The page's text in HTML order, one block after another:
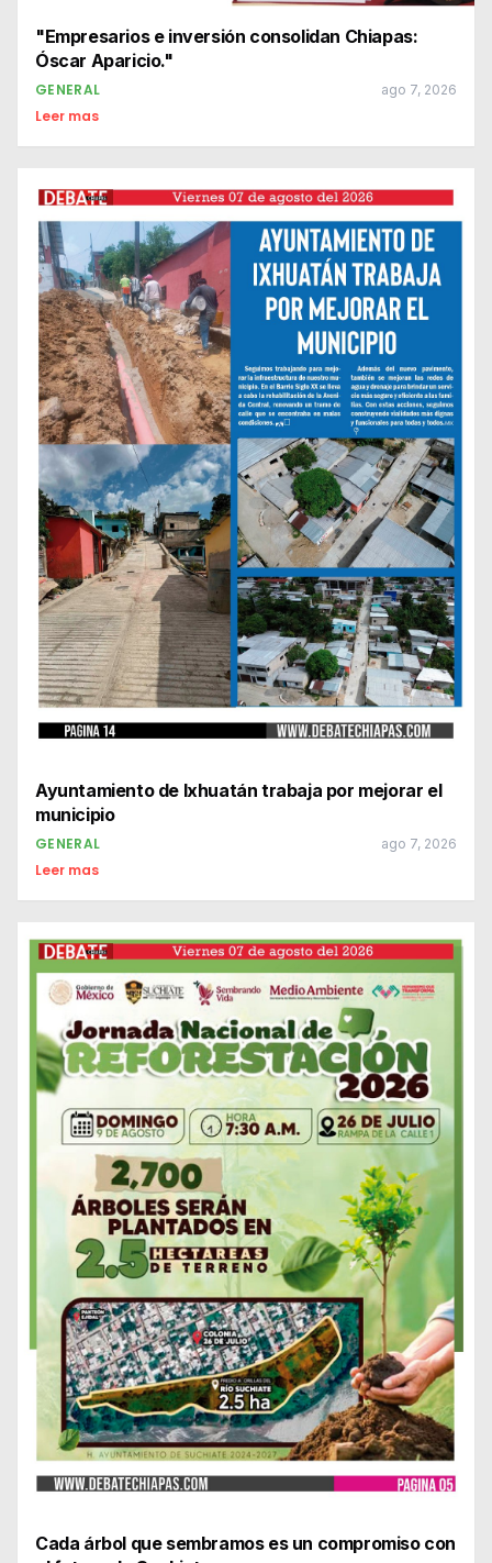
"Empresarios e inversión consolidan Chiapas:
GENERAL ago 7, 2026
Leer mas
Ayuntamiento de Ixhuatán trabaja por mejorar el
municipio
GENERAL ago 7, 2026
Leer mas
Cada árbol que sembramos es un compromiso con